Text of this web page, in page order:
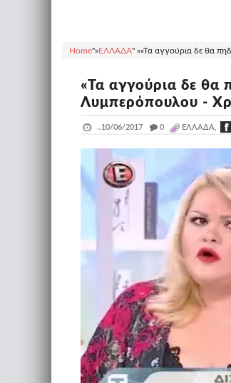
Home"»ΕΛΛΑΔΑ" »«Τα αγγούρια δε θα
«Τα αγγούρια δε θα
Λυμπερόπουλου -
..10/06/2017 _ 0 ΕΛΛΑΔΑ,